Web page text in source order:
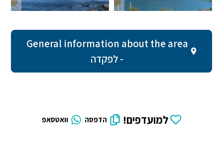
General information about the area
- לפקדה
למועדפים! הדפסה וואטסאפ